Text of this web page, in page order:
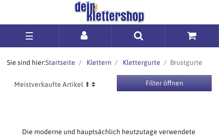
☰
Sie sind hier:Startseite Klettern Klettergurte Brustgurte
Filter öffnen
Die moderne und hauptsächlich heutzutage verwendete